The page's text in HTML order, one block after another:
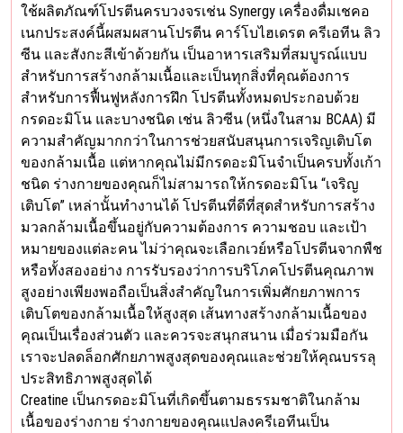
ใช้ผลิตภัณฑ์โปรตีนครบวงจรเช่น Synergy เครื่องดื่มเชคอ
เนกประสงค์นี้ผสมผสานโปรตีน คาร์โบไฮเดรต ครีเอทีน ลิว
ซีน และสังกะสีเข้าด้วยกัน เป็นอาหารเสริมที่สมบูรณ์แบบ
สำหรับการสร้างกล้ามเนื้อและเป็นทุกสิ่งที่คุณต้องการ
สำหรับการฟื้นฟูหลังการฝึก โปรตีนทั้งหมดประกอบด้วย
กรดอะมิโน และบางชนิด เช่น ลิวซีน (หนึ่งในสาม BCAA) มี
ความสำคัญมากกว่าในการช่วยสนับสนุนการเจริญเติบโต
ของกล้ามเนื้อ แต่หากคุณไม่มีกรดอะมิโนจำเป็นครบทั้งเก้า
ชนิด ร่างกายของคุณก็ไม่สามารถให้กรดอะมิโน “เจริญ
เติบโต” เหล่านั้นทำงานได้ โปรตีนที่ดีที่สุดสำหรับการสร้าง
มวลกล้ามเนื้อขึ้นอยู่กับความต้องการ ความชอบ และเป้า
หมายของแต่ละคน ไม่ว่าคุณจะเลือกเวย์หรือโปรตีนจากพืช
หรือทั้งสองอย่าง การรับรองว่าการบริโภคโปรตีนคุณภาพ
สูงอย่างเพียงพอถือเป็นสิ่งสำคัญในการเพิ่มศักยภาพการ
เติบโตของกล้ามเนื้อให้สูงสุด เส้นทางสร้างกล้ามเนื้อของ
คุณเป็นเรื่องส่วนตัว และควรจะสนุกสนาน เมื่อร่วมมือกัน
เราจะปลดล็อกศักยภาพสูงสุดของคุณและช่วยให้คุณบรรลุ
ประสิทธิภาพสูงสุดได้
Creatine เป็นกรดอะมิโนที่เกิดขึ้นตามธรรมชาติในกล้าม
เนื้อของร่างกาย ร่างกายของคุณแปลงครีเอทีนเป็น